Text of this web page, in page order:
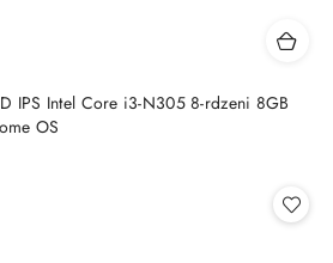
IPS Intel Core i3-N305 8-rdzeni 8GB
OS